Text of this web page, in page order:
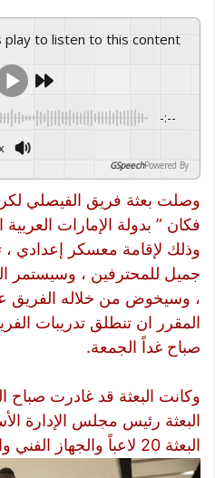
play to listen to this content
-:--
Powered By
GSpeech
وصلت بعثة فريق الفيصلي
فكان ” بدولة الإمارات
وذلك لإقامة معسكر إعدادي ،
، وسيخوض من خلاله الفريق
المقرر ان تنطلق تدريبات
صباح غداً الجمعة.
وكانت البعثة قد غادرت صباح
البعثة رئيس مجلس الإدارة
البعثة 20 لاعباً والجهاز الفني والإداري .